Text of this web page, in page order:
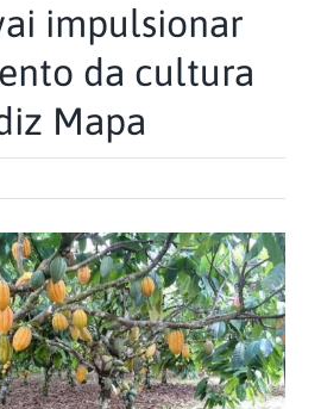
impulsionar
da cultura
Mapa